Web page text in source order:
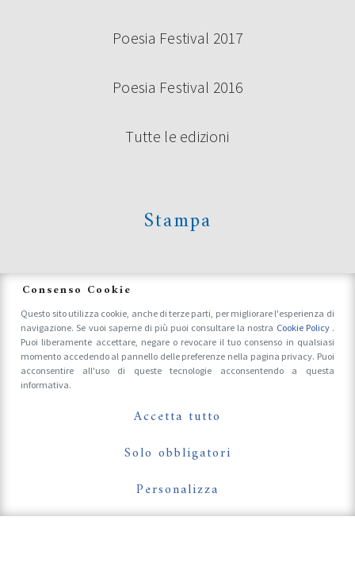
Poesia Festival 2017
Poesia Festival 2016
Tutte le edizioni
Stampa
Accrediti Stampa e Fotografi
Follow Us On
Consenso Cookie
Questo sito utilizza cookie, anche di terze parti, per migliorare l'esperienza di
navigazione. Se vuoi saperne di più puoi consultare la nostra Cookie Policy .
Puoi liberamente accettare, negare o revocare il tuo consenso in qualsiasi
momento accedendo al pannello delle preferenze nella pagina privacy. Puoi
acconsentire all'uso di queste tecnologie acconsentendo a questa
informativa.
Accetta tutto
Solo obbligatori
Personalizza